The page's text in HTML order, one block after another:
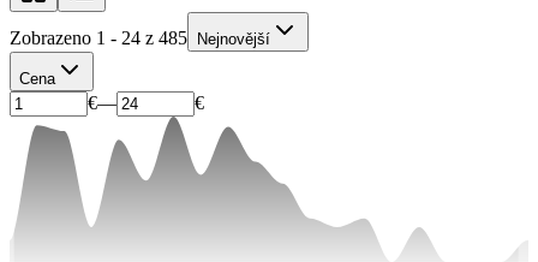
Zobrazeno 1 - 24 z 485 Nejnovější
Cena
€— €